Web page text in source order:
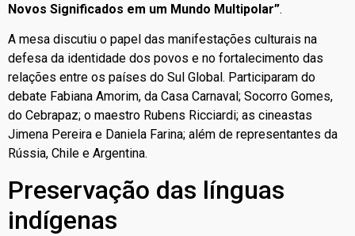
Novos Significados em um Mundo Multipolar”.
A mesa discutiu o papel das manifestações culturais na
defesa da identidade dos povos e no fortalecimento das
relações entre os países do Sul Global. Participaram do
debate Fabiana Amorim, da Casa Carnaval; Socorro Gomes,
do Cebrapaz; o maestro Rubens Ricciardi; as cineastas
Jimena Pereira e Daniela Farina; além de representantes da
Rússia, Chile e Argentina.
Preservação das línguas
indígenas